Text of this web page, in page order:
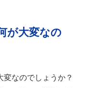
が大変なの
なのでしょうか？